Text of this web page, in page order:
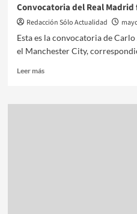
Convocatoria del Real
Redacción Sólo Actualidad
Esta es la convocatoria de
el Manchester City,
Leer más